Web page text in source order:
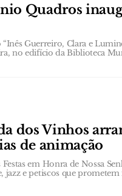
Quadros
Guerreiro, Clara e
no edifício da Biblioteca
dos Vinhos
de animação
em Honra de Nossa
jazz e petiscos que